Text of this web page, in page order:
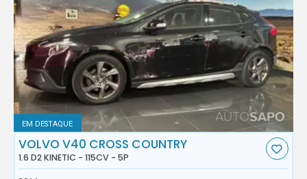
EM DESTAQUE
VOLVO V40 CROSS COUNTRY
1.6 D2 KINETIC - 115CV - 5P